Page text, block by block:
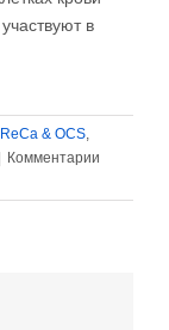
в
& OCS,
Комментарии